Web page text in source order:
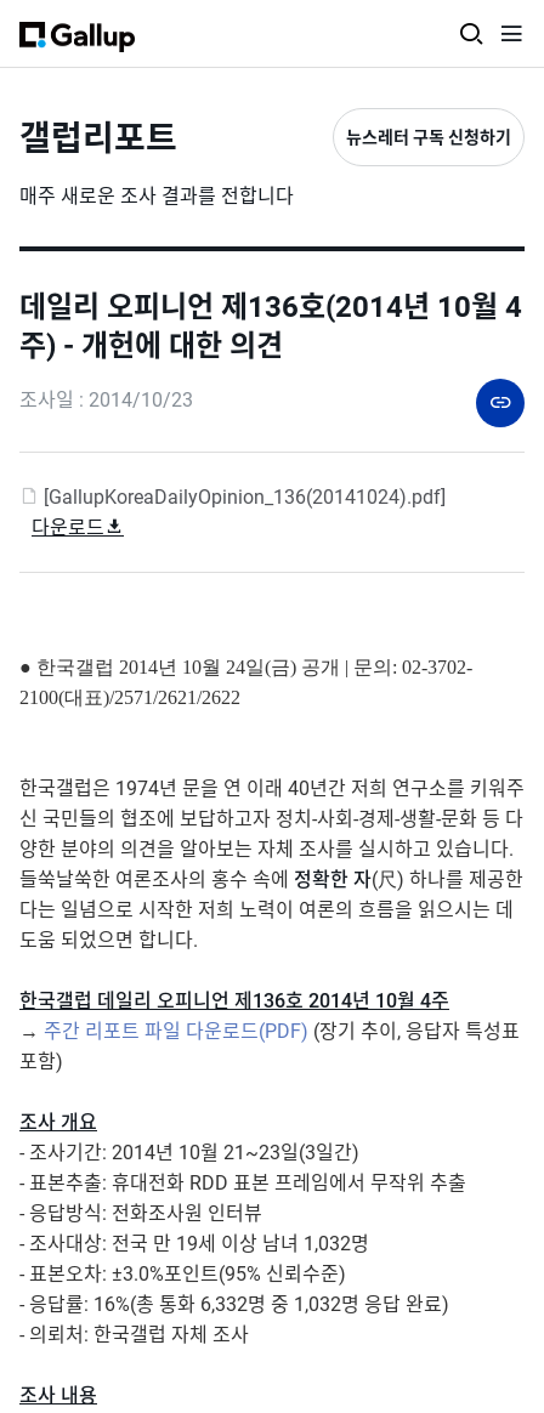
갤럽리포트
매주 새로운 조사 결과를 전합니다
뉴스레터 구독 신청하기
데일리 오피니언 제136호(2014년 10월 4
주) - 개헌에 대한 의견
조사일 : 2014/10/23
[GallupKoreaDailyOpinion_136(20141024).pdf]
다운로드
● 한국갤럽 2014년 10월 24일(금) 공개 | 문의: 02-3702-
2100(대표)/2571/2621/2622
한국갤럽은 1974년 문을 연 이래 40년간 저희 연구소를 키워주
신 국민들의 협조에 보답하고자 정치-사회-경제-생활-문화 등 다
양한 분야의 의견을 알아보는 자체 조사를 실시하고 있습니다.
들쑥날쑥한 여론조사의 홍수 속에 정확한 자(尺) 하나를 제공한
다는 일념으로 시작한 저희 노력이 여론의 흐름을 읽으시는 데
도움 되었으면 합니다.
한국갤럽 데일리 오피니언 제136호 2014년 10월 4주
→ 주간 리포트 파일 다운로드(PDF) (장기 추이, 응답자 특성표
포함)
조사 개요
- 조사기간: 2014년 10월 21~23일(3일간)
- 표본추출: 휴대전화 RDD 표본 프레임에서 무작위 추출
- 응답방식: 전화조사원 인터뷰
- 조사대상: 전국 만 19세 이상 남녀 1,032명
- 표본오차: ±3.0%포인트(95% 신뢰수준)
- 응답률: 16%(총 통화 6,332명 중 1,032명 응답 완료)
- 의뢰처: 한국갤럽 자체 조사
조사 내용